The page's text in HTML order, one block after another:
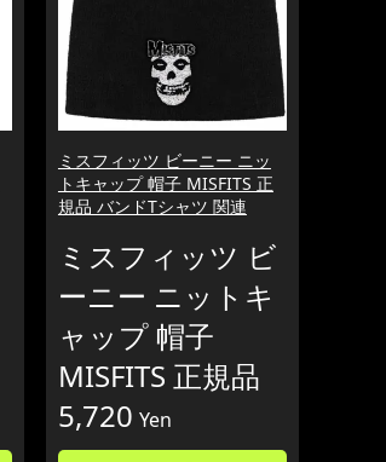
ミスフィッツ ビーニー ニッ
トキャップ 帽子 MISFITS 正
規品 バンドTシャツ 関連
ミスフィッツ ビ
ーニー ニットキ
ャップ 帽子
MISFITS 正規品
5,720 Yen